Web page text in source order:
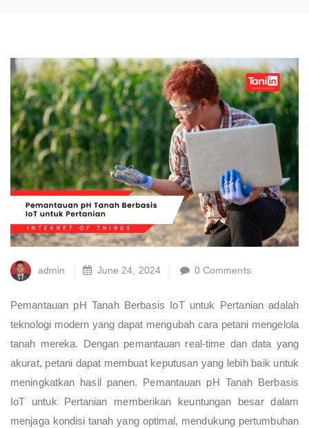
admin June 24, 2024 0 Comments
Pemantauan pH Tanah Berbasis IoT untuk Pertanian adalah
teknologi modern yang dapat mengubah cara petani mengelola
tanah mereka. Dengan pemantauan real-time dan data yang
akurat, petani dapat membuat keputusan yang lebih baik untuk
meningkatkan hasil panen. Pemantauan pH Tanah Berbasis
IoT untuk Pertanian memberikan keuntungan besar dalam
menjaga kondisi tanah yang optimal, mendukung pertumbuhan